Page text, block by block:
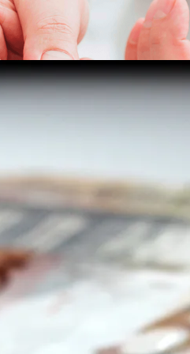
Будущие Президентские
Грамотность: Как
Баланс Между Работой И
Из 250 Возможных.
Через Сколько
И Познавательные
Люди Провоцируют